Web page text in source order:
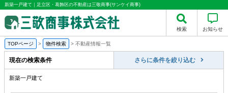
新築一戸建て｜足立区・葛飾区の不動産は三敬商事(サンケイ商事)
検索 お知らせ
TOPページ > 物件検索 > 不動産情報一覧
現在の検索条件 さらに条件を絞り込む
新築一戸建て